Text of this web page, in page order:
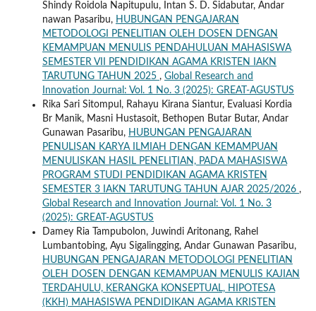
Shindy Roidola Napitupulu, Intan S. D. Sidabutar, Andar
nawan Pasaribu, HUBUNGAN PENGAJARAN
METODOLOGI PENELITIAN OLEH DOSEN DENGAN
KEMAMPUAN MENULIS PENDAHULUAN MAHASISWA
SEMESTER VII PENDIDIKAN AGAMA KRISTEN IAKN
TARUTUNG TAHUN 2025 , Global Research and
Innovation Journal: Vol. 1 No. 3 (2025): GREAT-AGUSTUS
Rika Sari Sitompul, Rahayu Kirana Siantur, Evaluasi Kordia
Br Manik, Masni Hustasoit, Bethopen Butar Butar, Andar
Gunawan Pasaribu, HUBUNGAN PENGAJARAN
PENULISAN KARYA ILMIAH DENGAN KEMAMPUAN
MENULISKAN HASIL PENELITIAN, PADA MAHASISWA
PROGRAM STUDI PENDIDIKAN AGAMA KRISTEN
SEMESTER 3 IAKN TARUTUNG TAHUN AJAR 2025/2026 ,
Global Research and Innovation Journal: Vol. 1 No. 3
(2025): GREAT-AGUSTUS
Damey Ria Tampubolon, Juwindi Aritonang, Rahel
Lumbantobing, Ayu Sigalingging, Andar Gunawan Pasaribu,
HUBUNGAN PENGAJARAN METODOLOGI PENELITIAN
OLEH DOSEN DENGAN KEMAMPUAN MENULIS KAJIAN
TERDAHULU, KERANGKA KONSEPTUAL, HIPOTESA
(KKH) MAHASISWA PENDIDIKAN AGAMA KRISTEN